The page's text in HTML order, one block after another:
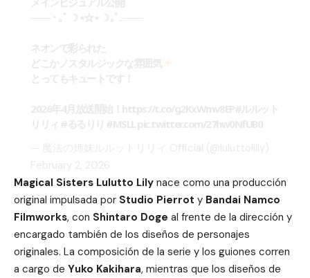
Magical Sisters Lulutto Lily nace como una producción
original impulsada por Studio Pierrot y Bandai Namco
Filmworks, con Shintaro Doge al frente de la dirección y
encargado también de los diseños de personajes
originales. La composición de la serie y los guiones corren
a cargo de Yuko Kakihara, mientras que los diseños de